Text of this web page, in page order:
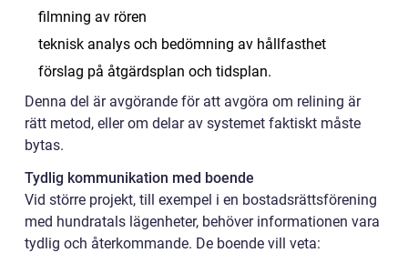
filmning av rören
teknisk analys och bedömning av hållfasthet
förslag på åtgärdsplan och tidsplan.
Denna del är avgörande för att avgöra om relining är
rätt metod, eller om delar av systemet faktiskt måste
bytas.
Tydlig kommunikation med boende
Vid större projekt, till exempel i en bostadsrättsförening
med hundratals lägenheter, behöver informationen vara
tydlig och återkommande. De boende vill veta: